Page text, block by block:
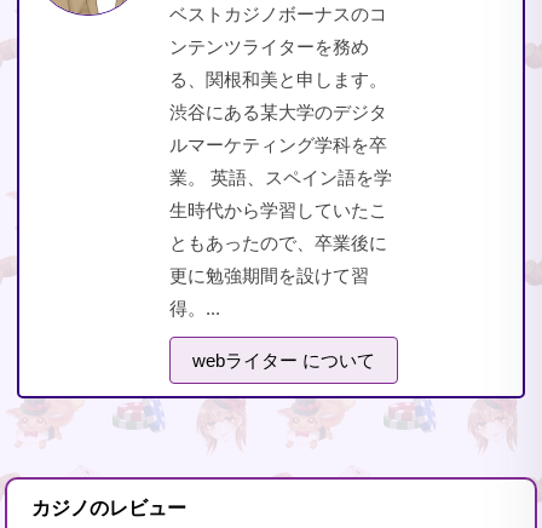
ベストカジノボーナスのコ
ンテンツライターを務め
る、関根和美と申します。
渋谷にある某大学のデジタ
ルマーケティング学科を卒
業。 英語、スペイン語を学
生時代から学習していたこ
ともあったので、卒業後に
更に勉強期間を設けて習
得。...
webライター について
カジノのレビュー